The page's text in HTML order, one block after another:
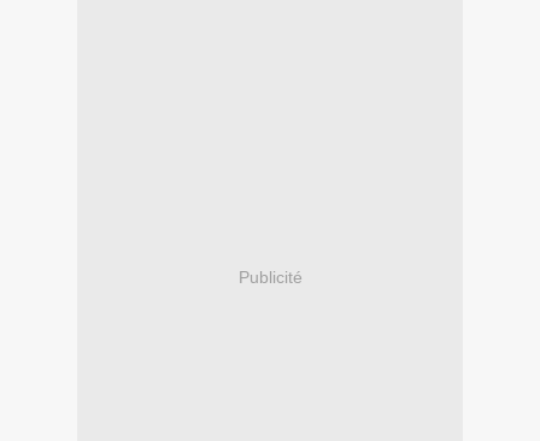
Publicité